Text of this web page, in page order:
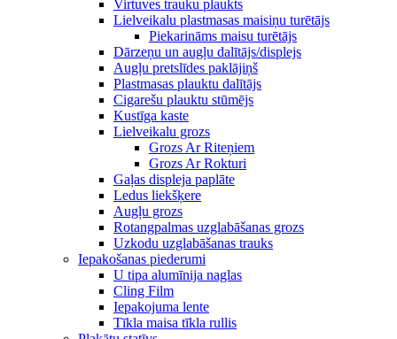
Virtuves trauku plaukts
Lielveikalu plastmasas maisiņu turētājs
Piekarināms maisu turētājs
Dārzeņu un augļu dalītājs/displejs
Augļu pretslīdes paklājiņš
Plastmasas plauktu dalītājs
Cigarešu plauktu stūmējs
Kustīga kaste
Lielveikalu grozs
Grozs Ar Riteņiem
Grozs Ar Rokturi
Gaļas displeja paplāte
Ledus liekšķere
Augļu grozs
Rotangpalmas uzglabāšanas grozs
Uzkodu uzglabāšanas trauks
Iepakošanas piederumi
U tipa alumīnija naglas
Cling Film
Iepakojuma lente
Tīkla maisa tīkla rullis